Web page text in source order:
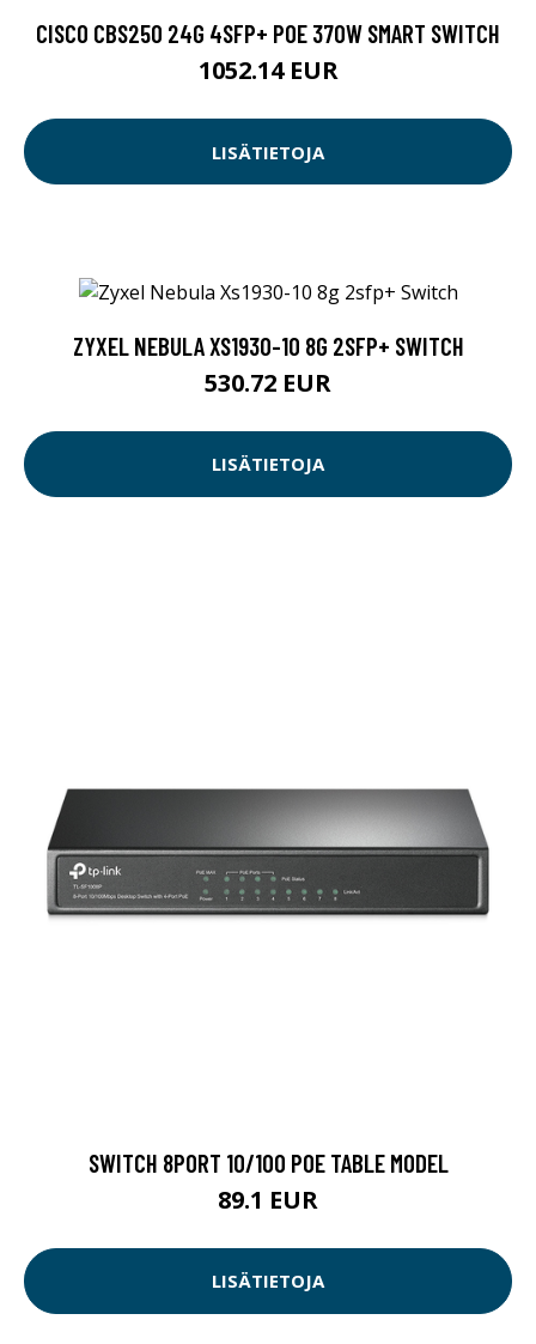
CISCO CBS250 24G 4SFP+ POE 370W SMART SWITCH
1052.14 EUR
LISÄTIETOJA
ZYXEL NEBULA XS1930-10 8G 2SFP+ SWITCH
530.72 EUR
LISÄTIETOJA
SWITCH 8PORT 10/100 POE TABLE MODEL
89.1 EUR
LISÄTIETOJA